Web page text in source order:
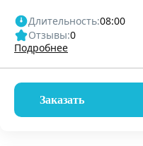
Длительность:08:00
Отзывы:0
Подробнее
Заказать